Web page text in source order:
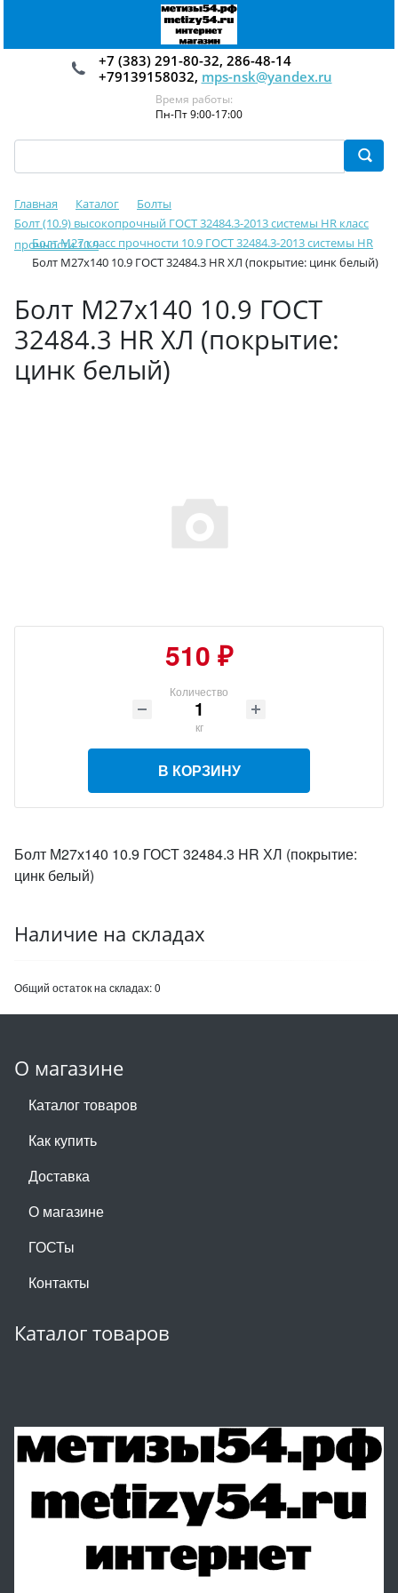
+7 (383) 291-80-32, 286-48-14
+79139158032, mps-nsk@yandex.ru
Время работы:
Пн-Пт 9:00-17:00
Главная Каталог
Болты
Болт (10.9) высокопрочный ГОСТ 32484.3-2013 системы HR класс
прочности 10.9
Болт М27 класс прочности 10.9 ГОСТ 32484.3-2013 системы HR
Болт М27х140 10.9 ГОСТ 32484.3 HR ХЛ (покрытие: цинк белый)
Болт М27х140 10.9 ГОСТ
32484.3 HR ХЛ (покрытие:
цинк белый)
510 ₽
Количество
кг
В КОРЗИНУ
Болт М27х140 10.9 ГОСТ 32484.3 HR ХЛ (покрытие:
цинк белый)
Наличие на складах
Общий остаток на складах:0
О магазине
Каталог товаров
Как купить
Доставка
О магазине
ГОСТы
Контакты
Каталог товаров